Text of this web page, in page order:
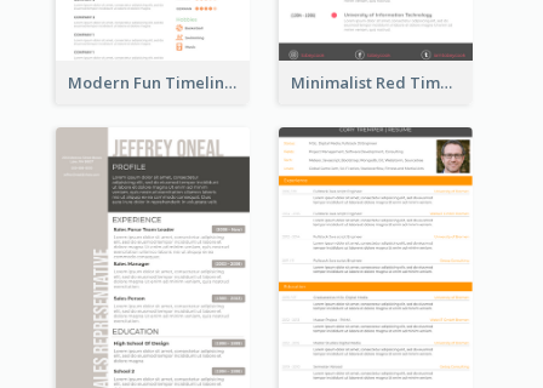
Modern Fun Timeline Orange Resume Minimalist Red Timeline Sales Marketing Resume